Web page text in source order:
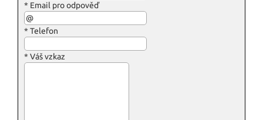
* Email pro odpověď
* Telefon
* Váš vzkaz